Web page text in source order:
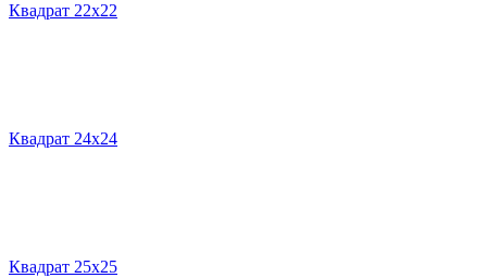
Квадрат 22х22
Квадрат 24х24
Квадрат 25х25